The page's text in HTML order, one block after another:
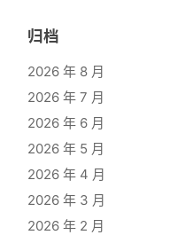
归档
2026 年 8 月
2026 年 7 月
2026 年 6 月
2026 年 5 月
2026 年 4 月
2026 年 3 月
2026 年 2 月